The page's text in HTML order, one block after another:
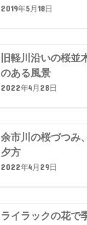
2019年5月18日
旧軽川沿いの桜並
のある風景
2022年4月28日
余市川の桜づつみ
夕方
2022年4月29日
ライラックの花で